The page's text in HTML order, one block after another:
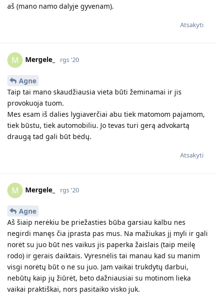
aš (mano namo dalyje gyvenam).
Atsakyti
M Mergele_ rgs '20
Agne
Taip tai mano skaudžiausia vieta būti žeminamai ir jis
provokuoja tuom.
Mes esam iš dalies lygiaverčiai abu tiek matomom pajamom,
tiek būstu, tiek automobiliu. Jo tevas turi gerą advokartą
draugą tad gali būt bėdų.
Atsakyti
M Mergele_ rgs '20
Agne
Aš šiaip nerėkiu be priežasties būba garsiau kalbu nes
negirdi manęs čia įprasta pas mus. Na mažiukas jį myli ir gali
norėt su juo būt nes vaikus jis paperka žaislais (taip meilę
rodo) ir gerais daiktais. Vyresnėlis tai manau kad su manim
visgi norėtų būt o ne su juo. Jam vaikai trukdytų darbui,
nebūtų kaip jų žiūrėt, beto dažniausiai su motinom lieka
vaikai praktiškai, nors pasitaiko visko juk.